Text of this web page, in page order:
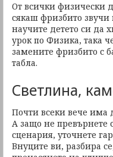
От всички физически
сякаш фризбито
научите детето си да
урок по Физика, така
замените фризбито с
табла.
Светлина,
Почти всеки вече има
А защо не превърнете
сценария, уточнете
Внуците ви, разбира